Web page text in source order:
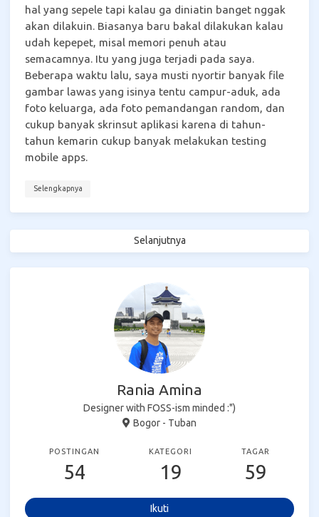
hal yang sepele tapi kalau ga diniatin banget nggak
akan dilakuin. Biasanya baru bakal dilakukan kalau
udah kepepet, misal memori penuh atau
semacamnya. Itu yang juga terjadi pada saya.
Beberapa waktu lalu, saya musti nyortir banyak file
gambar lawas yang isinya tentu campur-aduk, ada
foto keluarga, ada foto pemandangan random, dan
cukup banyak skrinsut aplikasi karena di tahun-
tahun kemarin cukup banyak melakukan testing
mobile apps.
Selengkapnya
Selanjutnya
Rania Amina
Designer with FOSS-ism minded :")
Bogor - Tuban
POSTINGAN
54
KATEGORI
19
TAGAR
59
Ikuti